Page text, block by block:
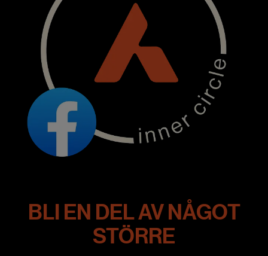
BLI EN DEL AV NÅGOT
STÖRRE